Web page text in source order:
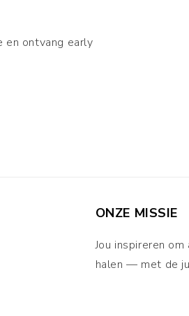
en ontvang early
ONZE MISSIE
Jou inspireren
halen — met de